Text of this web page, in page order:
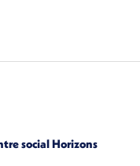
social Horizons